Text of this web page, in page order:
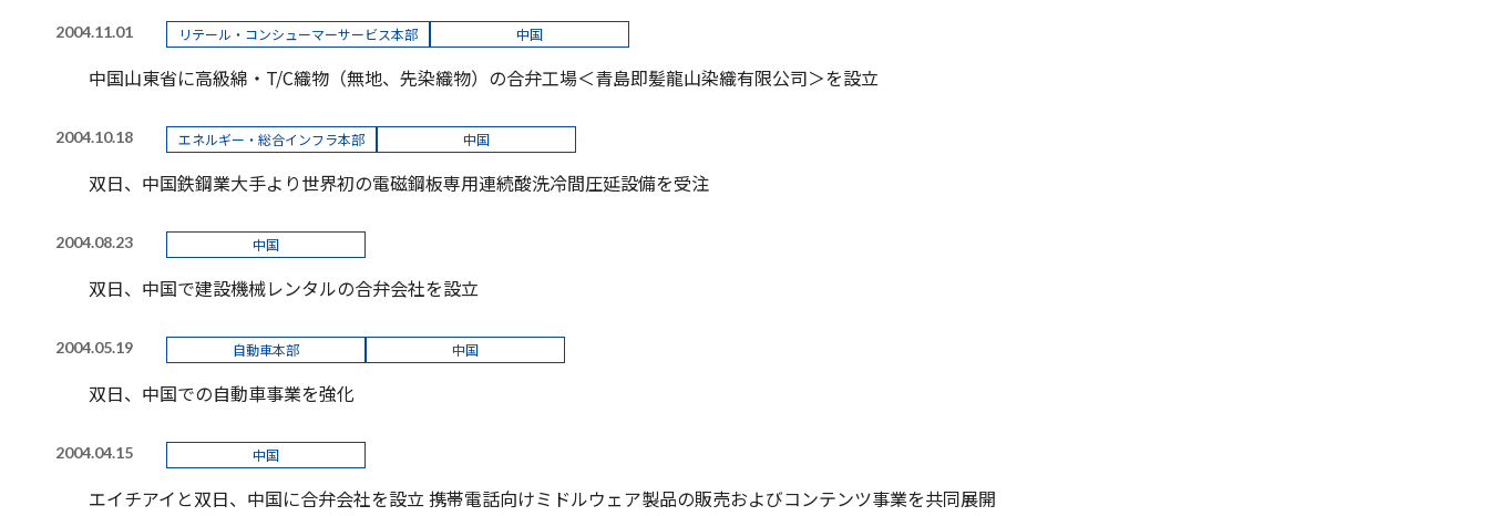
2004.11.01 リテール・コンシューマーサービス本部 中国
中国山東省に高級綿・T/C織物（無地、先染織物）の合弁工場＜青島即髪龍山染織有限公司＞を設立
2004.10.18 エネルギー・総合インフラ本部 中国
双日、中国鉄鋼業大手より世界初の電磁鋼板専用連続酸洗冷間圧延設備を受注
2004.08.23 中国
双日、中国で建設機械レンタルの合弁会社を設立
2004.05.19 自動車本部 中国
双日、中国での自動車事業を強化
2004.04.15 中国
エイチアイと双日、中国に合弁会社を設立 携帯電話向けミドルウェア製品の販売およびコンテンツ事業を共同展開